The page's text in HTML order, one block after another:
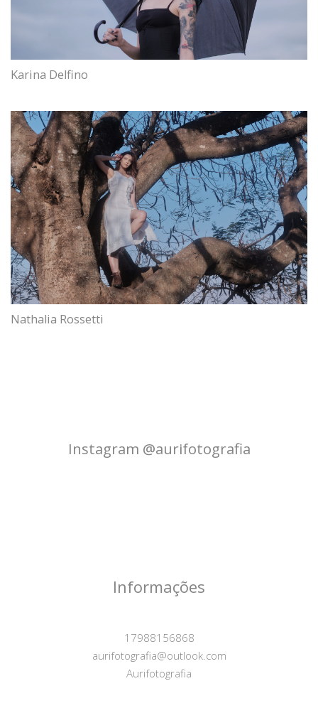
Karina Delfino
Nathalia Rossetti
Instagram @aurifotografia
Informações
17988156868
aurifotografia@outlook.com
Aurifotografia